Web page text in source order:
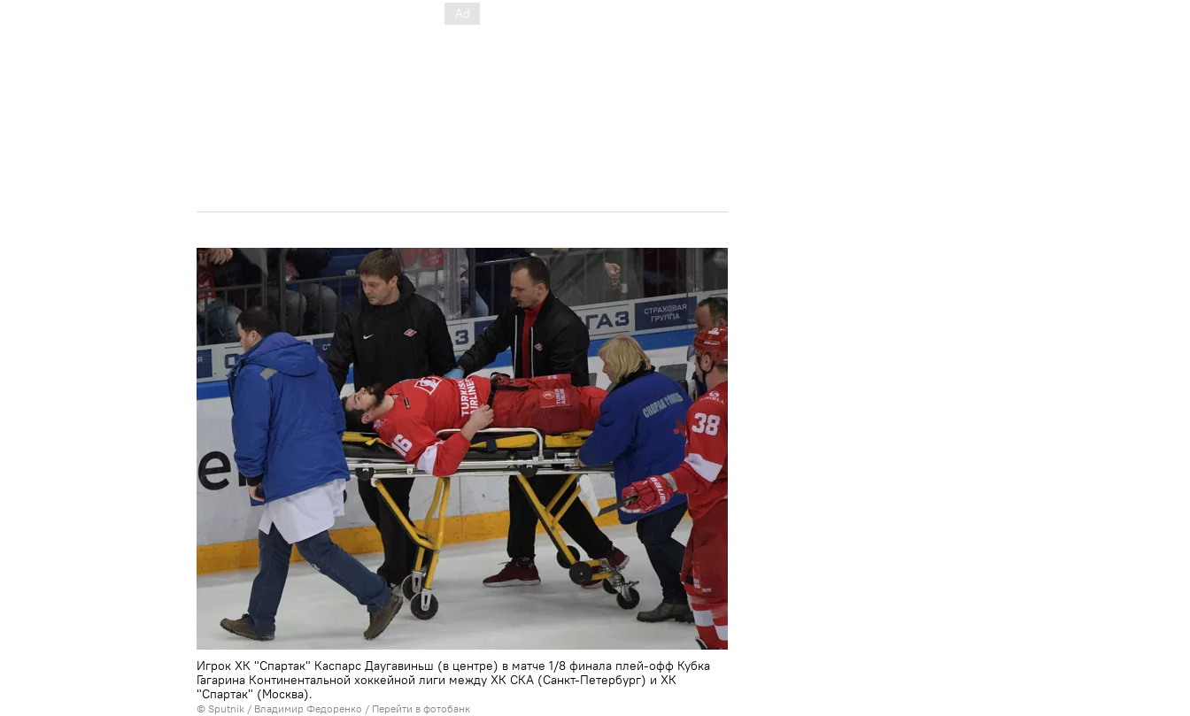
Игрок ХК "Спартак" Каспарс Даугавиньш (в центре) в матче 1/8 финала плей-офф Кубка
Гагарина Континентальной хоккейной лиги между ХК СКА (Санкт-Петербург) и ХК
"Спартак" (Москва).
© Sputnik / Владимир Федоренко / Перейти в фотобанк